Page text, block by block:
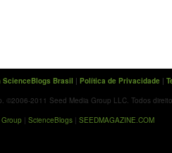
ScienceBlogs Brasil | Política de Privacidade |
©2006-2011 Seed Media Group LLC. Todos
| ScienceBlogs | SEEDMAGAZINE.COM